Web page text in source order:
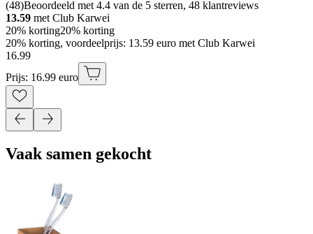
(48)Beoordeeld met 4.4 van de 5 sterren, 48 klantreviews
13.59 met Club Karwei
20% korting20% korting
20% korting, voordeelprijs: 13.59 euro met Club Karwei
16.99
Prijs: 16.99 euro
Vaak samen gekocht